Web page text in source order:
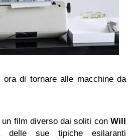
di tornare alle macchine da
film diverso dai soliti con Will
sue tipiche esilaranti